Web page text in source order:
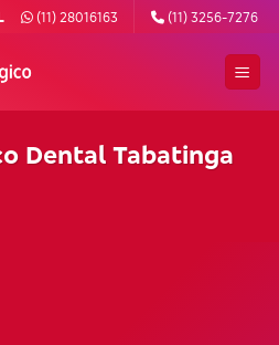
(11) 28016163 (11) 3256-7276
Dental Tabatinga